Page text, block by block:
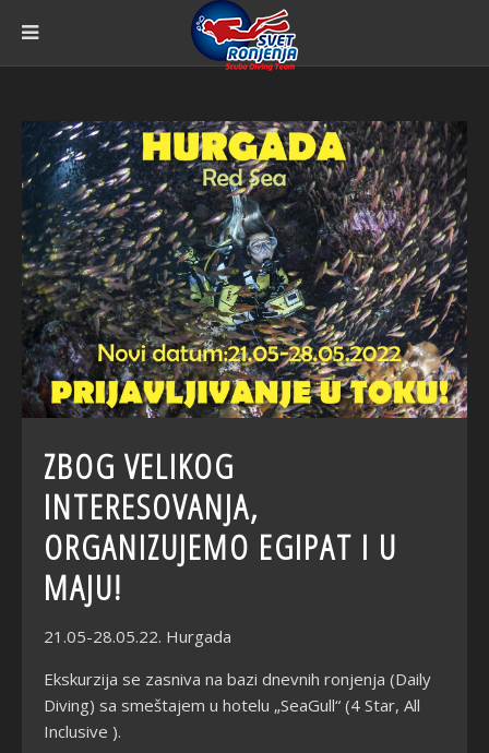
ZBOG VELIKOG
INTERESOVANJA,
ORGANIZUJEMO EGIPAT I U
MAJU!
21.05-28.05.22. Hurgada
Ekskurzija se zasniva na bazi dnevnih ronjenja (Daily
Diving) sa smeštajem u hotelu „SeaGull“ (4 Star, All
Inclusive ).